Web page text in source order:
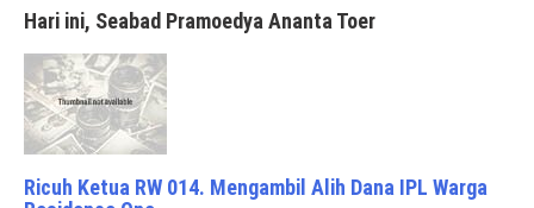
Hari ini, Seabad Pramoedya Ananta Toer
Ricuh Ketua RW 014. Mengambil Alih Dana IPL Warga